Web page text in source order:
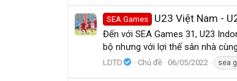
SEA Games U23 Việt Nam -
Đến với SEA Games 31, U23
bộ nhưng với lợi thế sân nhà
LDTD Chủ đề 06/05/2022 sea